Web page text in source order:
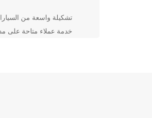
تشكيلة واسعة من
خدمة عملاء متاحة على